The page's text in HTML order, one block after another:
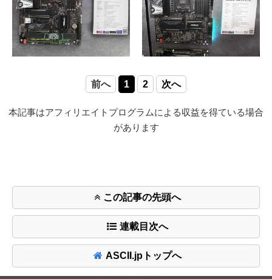
前へ 1 2 次へ
本記事はアフィリエイトプログラムによる収益を得ている場合
があります
この記事の先頭へ
連載目次へ
ASCII.jpトップへ